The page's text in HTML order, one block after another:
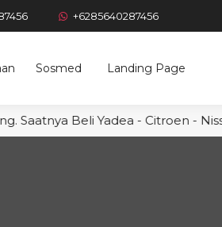
+6285640287456
Sosmed Landing Page
Beli Yadea - Citroen -